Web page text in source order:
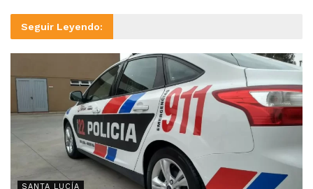
Seguir Leyendo:
SANTA LUCÍA